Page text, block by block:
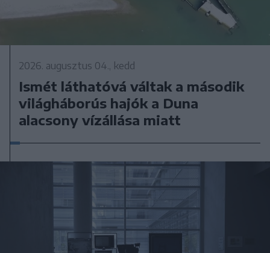
2026. augusztus 04., kedd
Ismét láthatóvá váltak a második
világháborús hajók a Duna
alacsony vízállása miatt